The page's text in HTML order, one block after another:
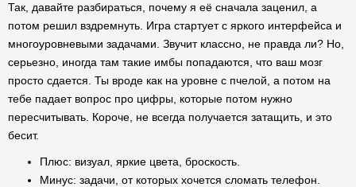
Так, давайте разбираться, почему я её сначала заценил, а
потом решил вздремнуть. Игра стартует с яркого интерфейса и
многоуровневыми задачами. Звучит классно, не правда ли? Но,
серьезно, иногда там такие имбы попадаются, что ваш мозг
просто сдается. Ты вроде как на уровне с пчелой, а потом на
тебе падает вопрос про цифры, которые потом нужно
пересчитывать. Короче, не всегда получается затащить, и это
бесит.
Плюс: визуал, яркие цвета, броскость.
Минус: задачи, от которых хочется сломать телефон.